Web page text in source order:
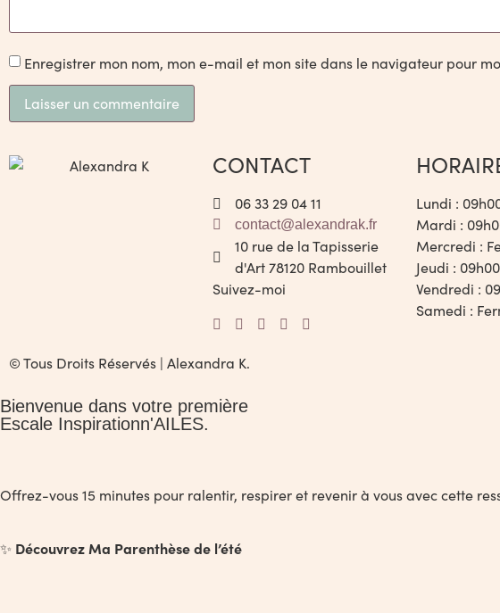
Enregistrer mon nom, mon e-mail et mon site dans le navigateur pour
CONTACT
06 33 29 04 11
contact@alexandrak.fr
10 rue de la Tapisserie
d'Art 78120 Rambouillet
Suivez-moi
Lundi :
Mardi :
Mercredi :
Jeudi :
Vendredi :
Samedi :
© Tous Droits Réservés | Alexandra K.
Bienvenue dans votre première
Escale Inspirationn'AILES.
Offrez-vous 15 minutes pour ralentir, respirer et revenir à vous avec cette
✨ Découvrez Ma Parenthèse de l’été